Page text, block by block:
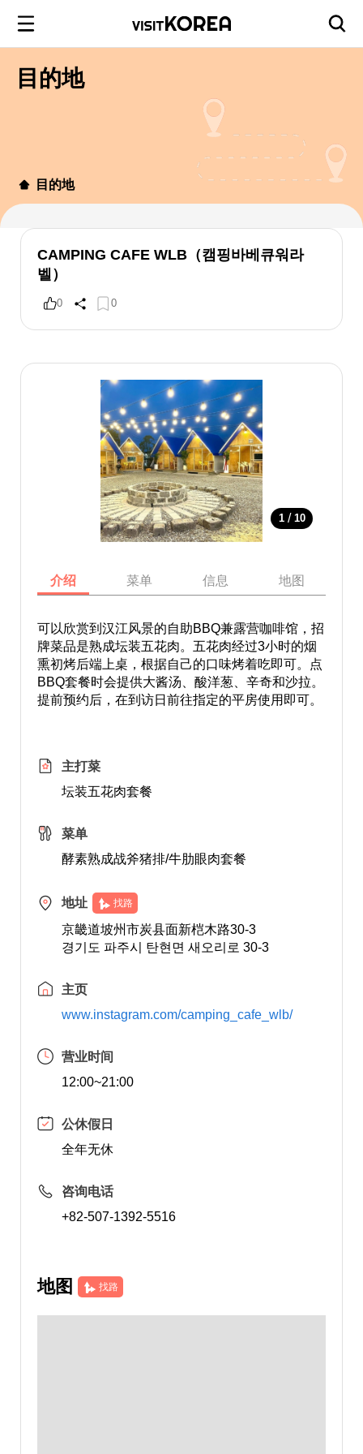
目的地
目的地
CAMPING CAFE WLB（캠핑바베큐워라
벨）
0 0
1 / 10
介绍 菜单 信息 地图
可以欣赏到汉江风景的自助BBQ兼露营咖啡馆，招
牌菜品是熟成坛装五花肉。五花肉经过3小时的烟
熏初烤后端上桌，根据自己的口味烤着吃即可。点
BBQ套餐时会提供大酱汤、酸洋葱、辛奇和沙拉。
提前预约后，在到访日前往指定的平房使用即可。
主打菜
坛装五花肉套餐
菜单
酵素熟成战斧猪排/牛肋眼肉套餐
地址 找路
京畿道坡州市炭县面新桤木路30-3
경기도 파주시 탄현면 새오리로 30-3
主页
www.instagram.com/camping_cafe_wlb/
营业时间
12:00~21:00
公休假日
全年无休
咨询电话
+82-507-1392-5516
地图 找路